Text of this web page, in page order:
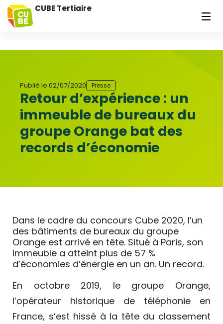
CUBE Tertiaire
Publié le 02/07/2020 Presse
Retour d’expérience : un
immeuble de bureaux du
groupe Orange bat des
records d’économie
Dans le cadre du concours Cube 2020, l’un
des bâtiments de bureaux du groupe
Orange est arrivé en tête. Situé à Paris, son
immeuble a atteint plus de 57 %
d’économies d’énergie en un an. Un record.
En octobre 2019, le groupe Orange,
l’opérateur historique de téléphonie en
France, s’est hissé à la tête du classement